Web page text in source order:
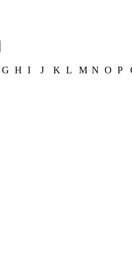
G H I J K L M N O P